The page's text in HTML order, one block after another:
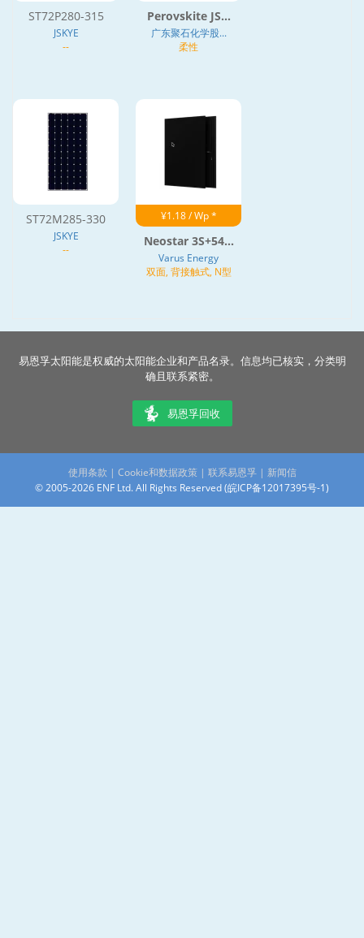
ST72P280-315
JSKYE
--
Perovskite JS...
广东聚石化学股...
柔性
ST72M285-330
JSKYE
--
¥1.18 / Wp *
Neostar 3S+54...
Varus Energy
双面, 背接触式, N型
易恩孚太阳能是权威的太阳能企业和产品名录。信息均已核实，分类明
确且联系紧密。
易恩孚回收
使用条款 | Cookie和数据政策| 联系易恩孚 | 新闻信
© 2005-2026 ENF Ltd. All Rights Reserved (皖ICP备12017395号-1)